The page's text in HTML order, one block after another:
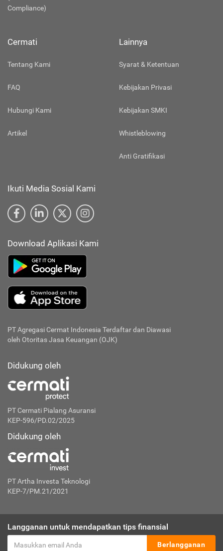
Compliance)
Cermati
Tentang Kami
FAQ
Hubungi Kami
Artikel
Lainnya
Syarat & Ketentuan
Kebijakan Privasi
Kebijakan SMKI
Whistleblowing
Anti Gratifikasi
Ikuti Media Sosial Kami
Download Aplikasi Kami
PT Agregasi Cermat Indonesia Terdaftar dan Diawasi
oleh Otoritas Jasa Keuangan (OJK)
Didukung oleh
PT Cermati Pialang Asuransi
KEP-596/PD.02/2025
Didukung oleh
PT Artha Investa Teknologi
KEP-7/PM.21/2021
Langganan untuk mendapatkan tips finansial
Berlangganan